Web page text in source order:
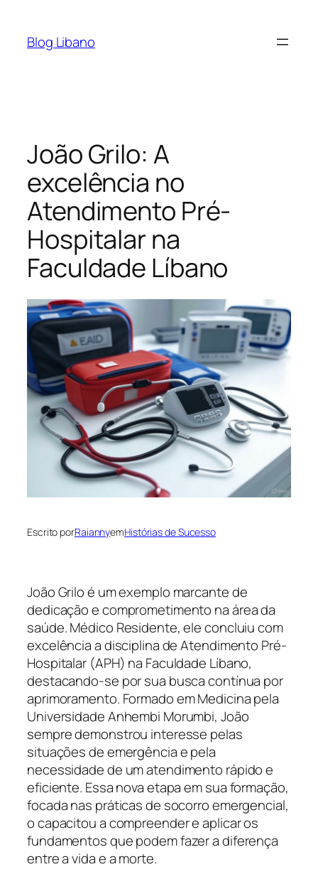
Blog Libano
João Grilo: A
excelência no
Atendimento Pré-
Hospitalar na
Faculdade Líbano
Escrito porRaiannyemHistórias de Sucesso
João Grilo é um exemplo marcante de
dedicação e comprometimento na área da
saúde. Médico Residente, ele concluiu com
excelência a disciplina de Atendimento Pré-
Hospitalar (APH) na Faculdade Líbano,
destacando-se por sua busca contínua por
aprimoramento. Formado em Medicina pela
Universidade Anhembi Morumbi, João
sempre demonstrou interesse pelas
situações de emergência e pela
necessidade de um atendimento rápido e
eficiente. Essa nova etapa em sua formação,
focada nas práticas de socorro emergencial,
o capacitou a compreender e aplicar os
fundamentos que podem fazer a diferença
entre a vida e a morte.